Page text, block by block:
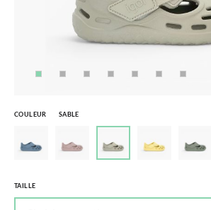
COULEUR SABLE
TAILLE